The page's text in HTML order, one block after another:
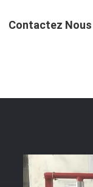
Contactez Nous